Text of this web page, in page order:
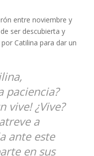
entre noviembre y
ser descubierta y
Catilina para dar un
paciencia?
vive! ¿Vive?
a
ante este
en sus